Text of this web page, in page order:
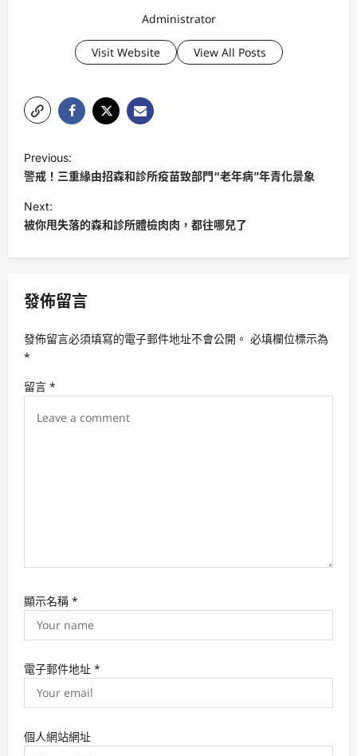
Administrator
Visit Website View All Posts
o
s
t
v
g
t
Previous:
警戒！三重緣由招森和診所疫苗致部門“老年病”年青化景象
Next:
被你甩失落的森和診所體檢肉肉，都往哪兒了
發佈留言
發佈留言必須填寫的電子郵件地址不會公開。 必填欄位標示為
*
留言 *
顯示名稱 *
電子郵件地址 *
個人網站網址